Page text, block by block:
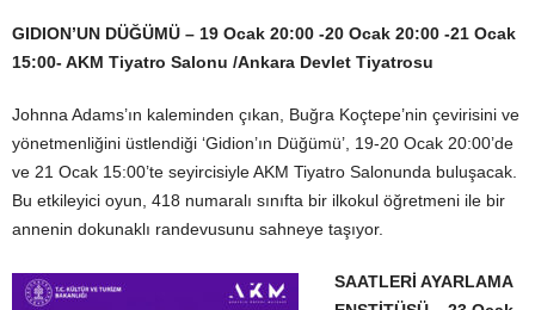
GIDION’UN DÜĞÜMÜ – 19 Ocak 20:00 -20 Ocak 20:00 -21 Ocak
15:00- AKM Tiyatro Salonu /Ankara Devlet Tiyatrosu
Johnna Adams’ın kaleminden çıkan, Buğra Koçtepe’nin çevirisini ve
yönetmenliğini üstlendiği ‘Gidion’ın Düğümü’, 19-20 Ocak 20:00’de
ve 21 Ocak 15:00’te seyircisiyle AKM Tiyatro Salonunda buluşacak.
Bu etkileyici oyun, 418 numaralı sınıfta bir ilkokul öğretmeni ile bir
annenin dokunaklı randevusunu sahneye taşıyor.
SAATLERİ AYARLAMA